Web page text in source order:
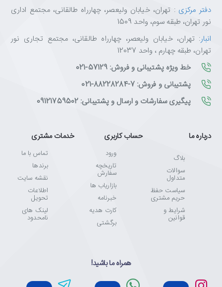
دفتر مرکزی : تهران، خیابان ولیعصر، چهارراه طالقانی، مجتمع اداری
نور تهران، طبقه سوم، واحد 1509
انبار: تهران، خیابان ولیعصر، چهارراه طالقانی، مجتمع تجاری نور
تهران، طبقه چهارم ، واحد 12037
خط ویژه پشتیبانی و فروش: 57129-021
پشتیبانی و فروش: 7-88228284-021
پیگیری سفارشات و ارسال و پشتیبانی: 09121759502
درباره ما
بلاگ
سوالات
متداول
سیاست حفظ
حریم مشتری
شرایط و
قوانین
حساب کاربری
ورود
تاریخچه
سفارش
بازاریاب ها
خبرنامه
کارت هدیه
برگشتی
خدمات مشتری
تماس با ما
برندها
نقشه سایت
اطلاعات
تحویل
لینک های
نامحدود
همراه ما باشید!